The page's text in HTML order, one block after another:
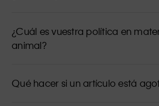
¿Cuál es vuestra política en
animal?
Qué hacer si un artículo está